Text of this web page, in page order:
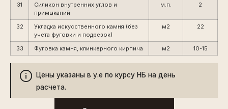
31
Силикон внутренних углов и
примыканий
м.п. 2
32
Укладка искусственного камня (без
учета фуговки и подрезок)
м2 22
33 Фуговка камня, клинкерного кирпича м2 10-15
Цены указаны в у.е по курсу НБ на день
расчета.